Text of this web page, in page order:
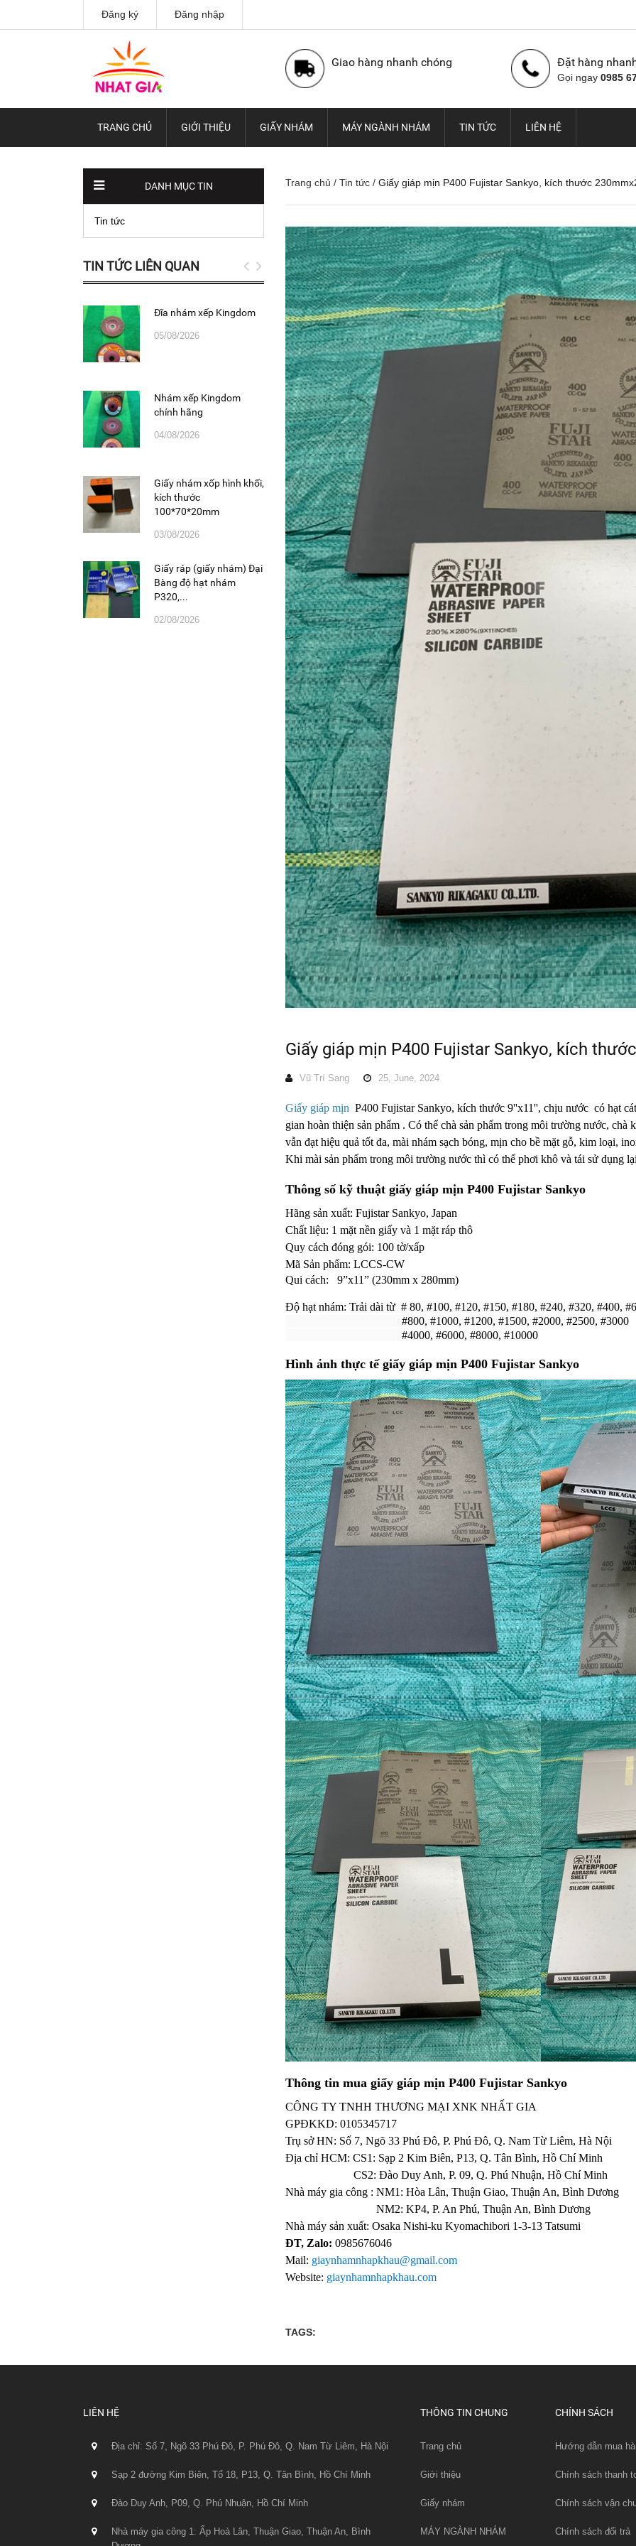
Đăng ký Đăng nhập
Giao hàng nhanh chóng Đặt hàng
Gọi ngay 0985
TRANG CHỦ GIỚI THIỆU GIẤY NHÁM MÁY NGÀNH NHÁM TIN TỨC LIÊN HỆ
Trang chủ / Tin tức / Giấy giáp mịn P400 Fujistar Sankyo, kích thước
Giấy giáp mịn P400 Fujistar Sankyo, kích
Vũ Trí Sang 25, June, 2024
Giấy giáp mịn P400 Fujistar Sankyo, kích thước 9''x11'', chịu nước có hạt
gian hoàn thiện sản phẩm . Có thể chà sản phẩm trong môi trường nước, chà
vẫn đạt hiệu quả tốt đa, mài nhám sạch bóng, mịn cho bề mặt gỗ, kim loại,
Khi mài sản phẩm trong môi trường nước thì có thể phơi khô và tái sử dụng
Thông số kỹ thuật giấy giáp mịn P400 Fujistar Sankyo
Hãng sản xuất: Fujistar Sankyo, Japan
Chất liệu: 1 mặt nền giấy và 1 mặt ráp thô
Quy cách đóng gói: 100 tờ/xấp
Mã Sản phẩm: LCCS-CW
Qui cách: 9”x11” (230mm x 280mm)
Độ hạt nhám: Trải dài từ # 80, #100, #120, #150, #180, #240, #320, #400,
#800, #1000, #1200, #1500, #2000, #2500, #3000
#4000, #6000, #8000, #10000
Hình ảnh thực tế giấy giáp mịn P400 Fujistar Sankyo
Thông tin mua giấy giáp mịn P400 Fujistar Sankyo
CÔNG TY TNHH THƯƠNG MẠI XNK NHẤT GIA
GPĐKKD: 0105345717
Trụ sở HN: Số 7, Ngõ 33 Phú Đô, P. Phú Đô, Q. Nam Từ Liêm, Hà Nội
Địa chỉ HCM: CS1: Sạp 2 Kim Biên, P13, Q. Tân Bình, Hồ Chí Minh
CS2: Đào Duy Anh, P. 09, Q. Phú Nhuận, Hồ Chí Minh
Nhà máy gia công : NM1: Hòa Lân, Thuận Giao, Thuận An, Bình Dương
NM2: KP4, P. An Phú, Thuận An, Bình Dương
Nhà máy sản xuất: Osaka Nishi-ku Kyomachibori 1-3-13 Tatsumi
ĐT, Zalo: 0985676046
Mail: giaynhamnhapkhau@gmail.com
Website: giaynhamnhapkhau.com
TAGS:
DANH MỤC TIN
Tin tức
TIN TỨC LIÊN QUAN
Đĩa nhám xếp Kingdom
05/08/2026
Nhám xếp Kingdom
chính hãng
04/08/2026
Giấy nhám xốp hình khối,
kích thước
100*70*20mm
03/08/2026
Giấy ráp (giấy nhám) Đại
Bàng độ hạt nhám
P320,...
02/08/2026
Nhám cuộn con Ó Hàn
Quốc (Hawk), Kích thước
100...
01/08/2026
Nhám trụ carem
20x10x3mm
31/07/2026
Giấy nhám P320
(Cw320) Đại Bàng, kích
thước 230...
30/07/2026
Vải ráp con Ó Hawk,
nhập khẩu Hàn Quốc
29/07/2026
Hàn Quốc
28/07/2026
Vải nhám tờ con Ó, độ
nhám AA80, kích thước
27/07/2026
Nhám xốp hạ cam, độ
nhám P120, kích thước
75mmx...
P1000, kích thước
530mm x ...
LIÊN HỆ
Địa chỉ: Số 7, Ngõ 33 Phú Đô, P. Phú Đô, Q. Nam Từ Liêm, Hà Nội
Sạp 2 đường Kim Biên, Tổ 18, P13, Q. Tân Bình, Hồ Chí Minh
Đào Duy Anh, P09, Q. Phú Nhuận, Hồ Chí Minh
Nhà máy gia công 1: Ấp Hoà Lân, Thuận Giao, Thuận An, Bình
THÔNG TIN CHUNG
Trang chủ
Giới thiệu
Giấy nhám
MÁY NGÀNH NHÁM
CHÍNH SÁCH
Hướng dẫn mua
Chính sách thanh
Chính sách vận
Chính sách đổi trả